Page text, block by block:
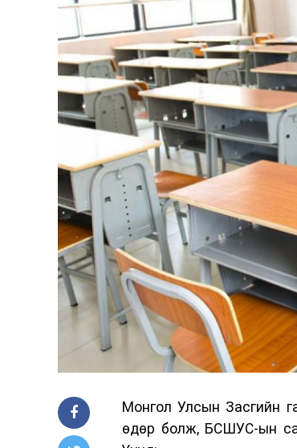
Монгол Улсын Засгийн
өдөр болж, БСШУС-ын